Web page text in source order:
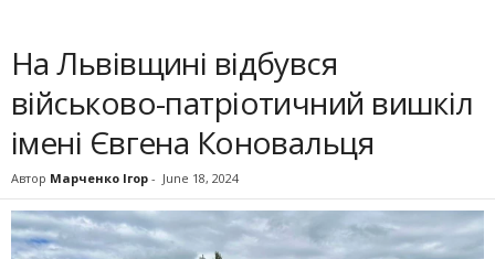
На Львівщині відбувся
військово-патріотичний вишкіл
імені Євгена Коновальця
Автор Марченко Ігор - June 18, 2024